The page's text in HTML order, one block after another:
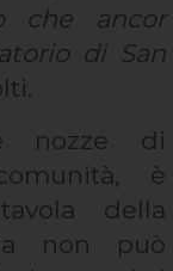
che ancor
di San
nozze di
è
della
non può